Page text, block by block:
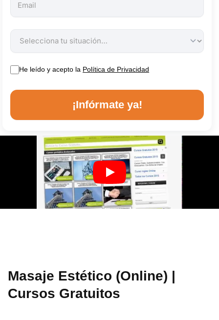
He leído y acepto la Política de Privacidad
¡Infórmate ya!
Masaje Estético (Online) |
Cursos Gratuitos